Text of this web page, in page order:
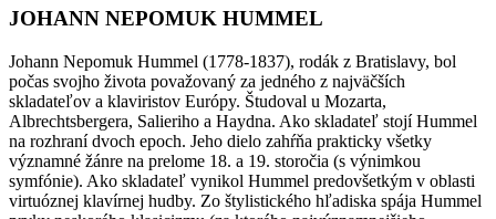
JOHANN NEPOMUK HUMMEL
Johann Nepomuk Hummel (1778-1837), rodák z Bratislavy, bol
počas svojho života považovaný za jedného z najväčších
skladateľov a klaviristov Európy. Študoval u Mozarta,
Albrechtsbergera, Salieriho a Haydna. Ako skladateľ stojí Hummel
na rozhraní dvoch epoch. Jeho dielo zahŕňa prakticky všetky
významné žánre na prelome 18. a 19. storočia (s výnimkou
symfónie). Ako skladateľ vynikol Hummel predovšetkým v oblasti
virtuóznej klavírnej hudby. Zo štylistického hľadiska spája Hummel